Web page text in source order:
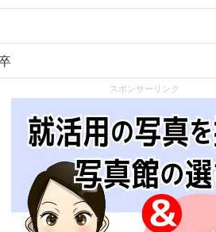
スポンサーリンク